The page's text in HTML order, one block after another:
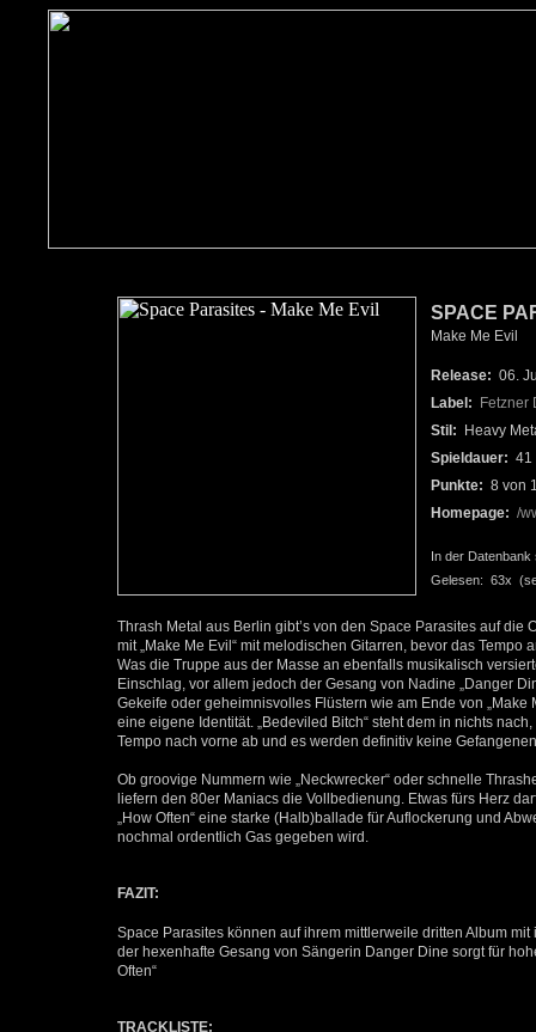
SPACE
Make Me Evil
Release: 06.
Label:
Fetzner
Stil: Heavy
Spieldauer: 41
Punkte: 8 von
Homepage: /
In der Datenbank
Gelesen: 63x
Thrash Metal aus Berlin gibt’s von den Space Parasites auf
mit „Make Me Evil“ mit melodischen Gitarren, bevor das
Was die Truppe aus der Masse an ebenfalls musikalisch
Einschlag, vor allem jedoch der Gesang von Nadine „Danger
Gekeife oder geheimnisvolles Flüstern wie am Ende von
eine eigene Identität. „Bedeviled Bitch“ steht dem in nichts
Tempo nach vorne ab und es werden definitiv keine
Ob groovige Nummern wie „Neckwrecker“ oder schnelle
liefern den 80er Maniacs die Vollbedienung. Etwas fürs Herz
„How Often“ eine starke (Halb)ballade für Auflockerung und
nochmal ordentlich Gas gegeben wird.
FAZIT:
Space Parasites können auf ihrem mittlerweile dritten Album
der hexenhafte Gesang von Sängerin Danger Dine sorgt für
Often“
TRACKLISTE: